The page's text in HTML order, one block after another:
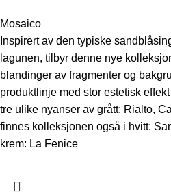
Mosaico
Inspirert av den typiske
lagunen, tilbyr denne nye
blandinger av fragmenter og
produktlinje med stor estetisk
tre ulike nyanser av grått: Rialto,
finnes kolleksjonen også i hvitt:
krem: La Fenice